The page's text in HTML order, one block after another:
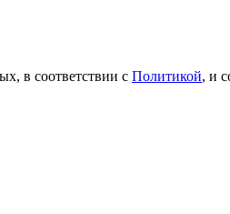
в соответствии с Политикой, и